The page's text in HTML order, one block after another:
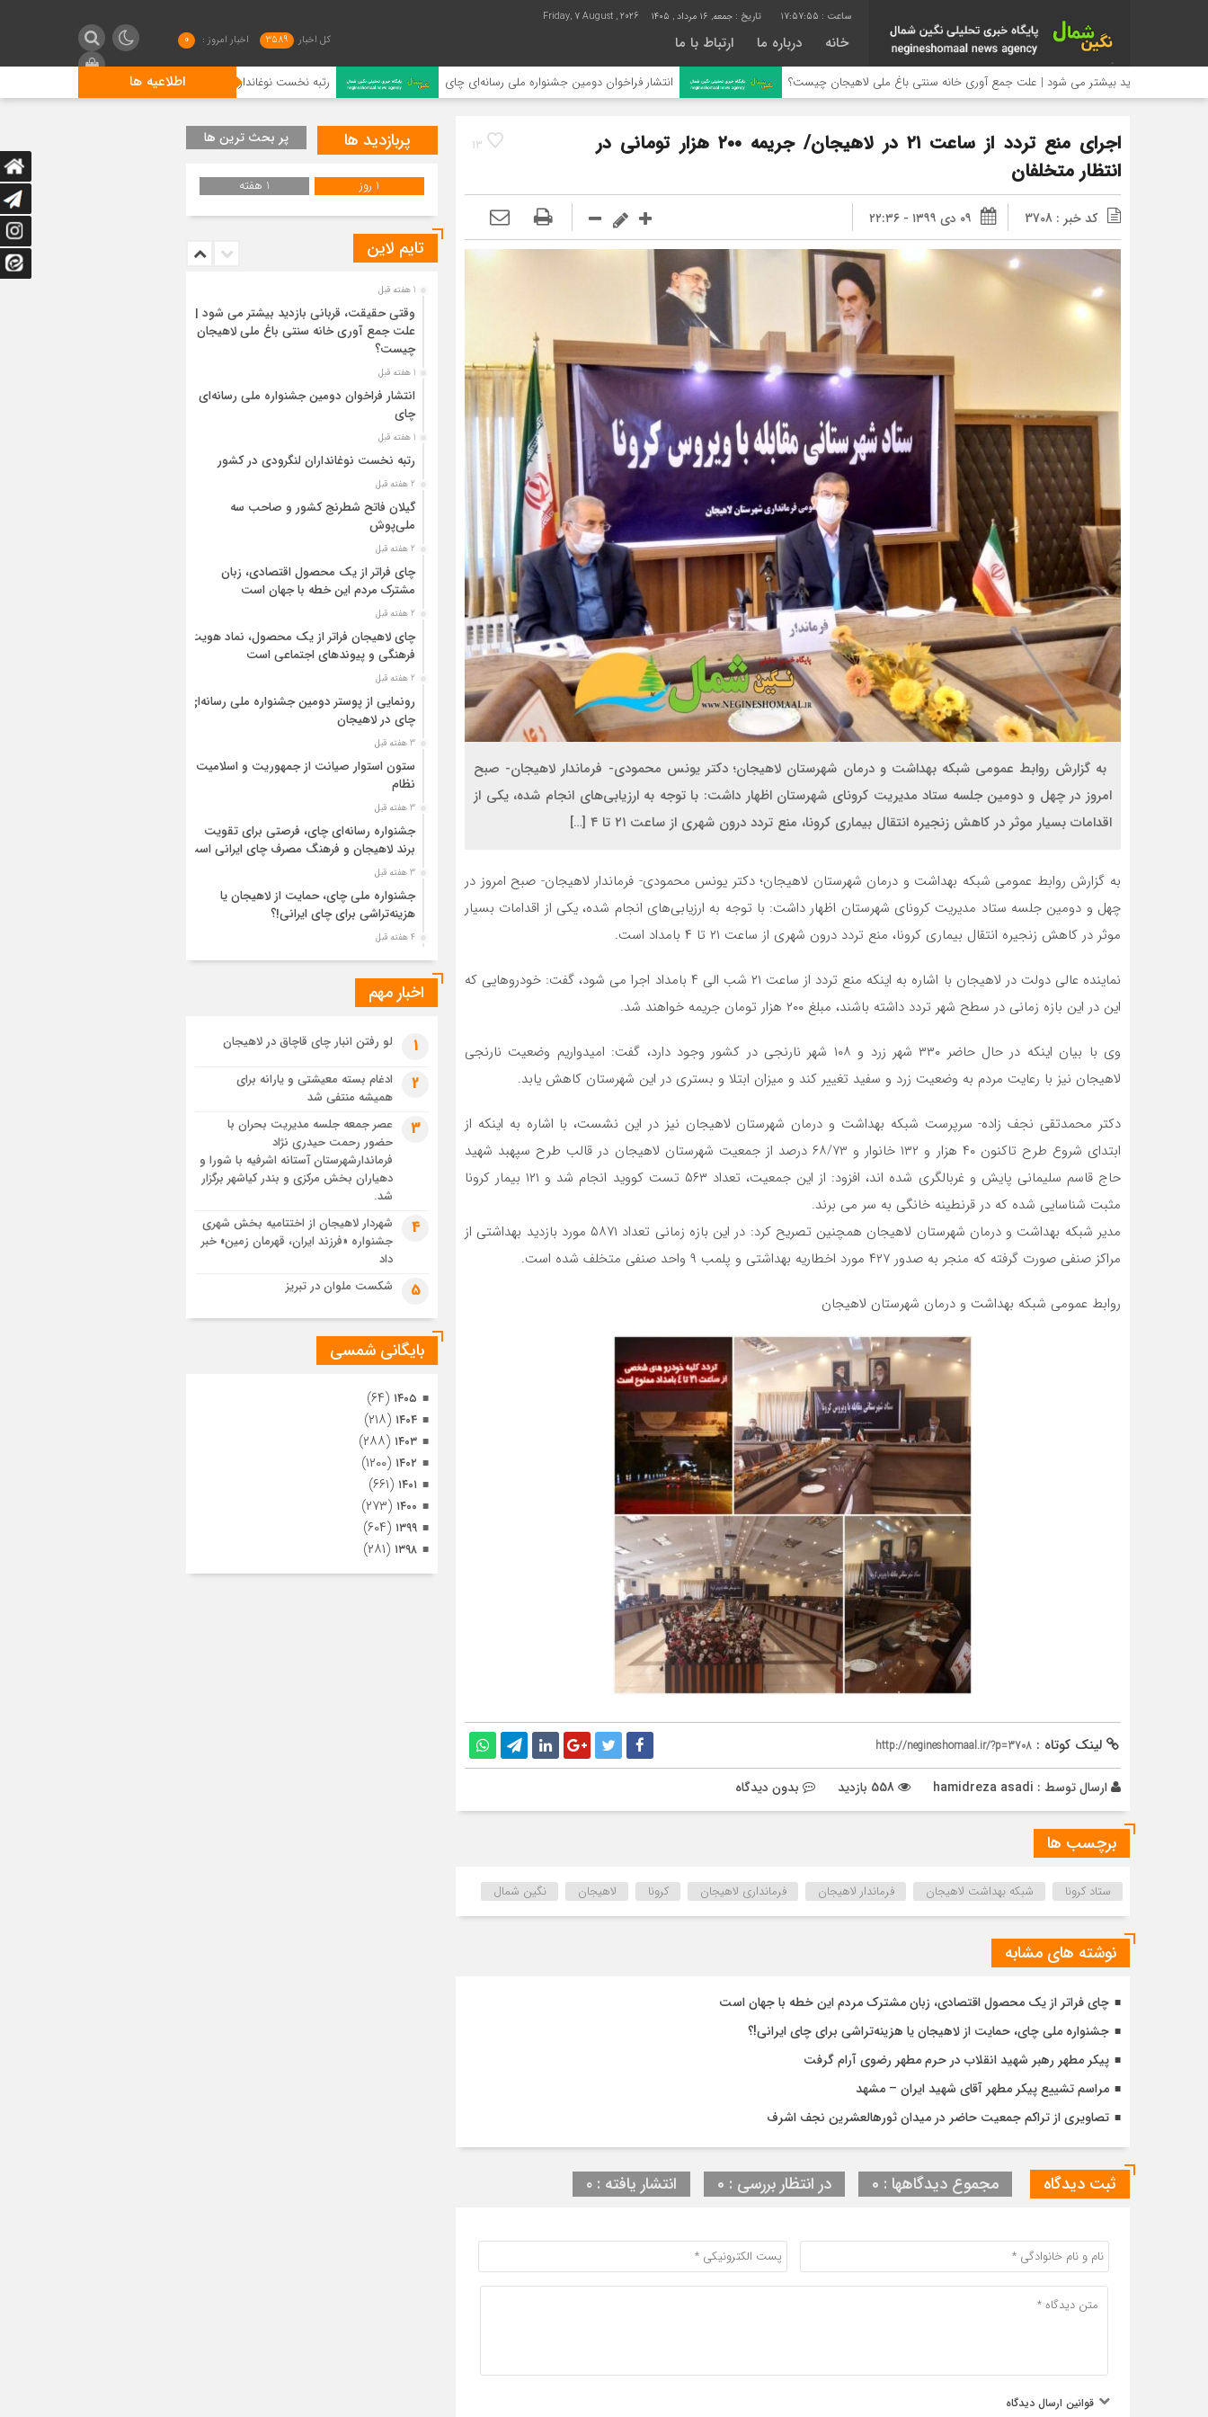
17:57:56 تاریخ : جمعه, ۱۶ مرداد , ۱۴۰۵ Friday, 7 August , 2026
خانه درباره ما ارتباط با ما کل اخبار 3589 اخبار امروز : 0
اطلاعیه ها بیشتر می شود | علت جمع آوری خانه سنتی باغ ملی لاهیجان چیست؟ انتشار فراخوان دومین جشنواره ملی رسانه‌ای چای رتبه نخست نوغانداران لنگرودی در کشور
13
اجرای منع تردد از ساعت ۲۱ در لاهیجان/ جریمه ۲۰۰ هزار تومانی در
انتظار متخلفان
کد خبر : 3708 ۰۹ دی ۱۳۹۹ - ۲۲:۳۶
‍ به گزارش روابط عمومی شبکه بهداشت و درمان شهرستان لاهیجان؛ دکتر یونس محمودی- فرماندار لاهیجان- صبح
امروز در چهل و دومین جلسه ستاد مدیریت کرونای شهرستان اظهار داشت: با توجه به ارزیابی‌های انجام شده، یکی از
اقدامات بسیار موثر در کاهش زنجیره انتقال بیماری کرونا، منع تردد درون شهری از ساعت ۲۱ تا ۴ […]
به گزارش روابط عمومی شبکه بهداشت و درمان شهرستان لاهیجان؛ دکتر یونس محمودی- فرماندار لاهیجان- صبح امروز در
چهل و دومین جلسه ستاد مدیریت کرونای شهرستان اظهار داشت: با توجه به ارزیابی‌های انجام شده، یکی از اقدامات بسیار
موثر در کاهش زنجیره انتقال بیماری کرونا، منع تردد درون شهری از ساعت ۲۱ تا ۴ بامداد است.
نماینده عالی دولت در لاهیجان با اشاره به اینکه منع تردد از ساعت ۲۱ شب الی ۴ بامداد اجرا می شود، گفت: خودروهایی که
این در این بازه زمانی در سطح شهر تردد داشته باشند، مبلغ ۲۰۰ هزار تومان جریمه خواهند شد.
وی با بیان اینکه در حال حاضر ۳۳۰ شهر زرد و ۱۰۸ شهر نارنجی در کشور وجود دارد، گفت: امیدواریم وضعیت نارنجی
لاهیجان نیز با رعایت مردم به وضعیت زرد و سفید تغییر کند و میزان ابتلا و بستری در این شهرستان کاهش یابد.
دکتر محمدتقی نجف زاده- سرپرست شبکه بهداشت و درمان شهرستان لاهیجان نیز در این نشست، با اشاره به اینکه از
ابتدای شروع طرح تاکنون ۴۰ هزار و ۱۳۲ خانوار و ۶۸/۷۳ درصد از جمعیت شهرستان لاهیجان در قالب طرح سپهبد شهید
حاج قاسم سلیمانی پایش و غربالگری شده اند، افزود: از این جمعیت، تعداد ۵۶۳ تست کووید انجام شد و ۱۲۱ بیمار کرونا
مثبت شناسایی شده که در قرنطینه خانگی به سر می برند.
مدیر شبکه بهداشت و درمان شهرستان لاهیجان همچنین تصریح کرد: در این بازه زمانی تعداد ۵۸۷۱ مورد بازدید بهداشتی از
مراکز صنفی صورت گرفته که منجر به صدور ۴۲۷ مورد اخطاریه بهداشتی و پلمب ۹ واحد صنفی متخلف شده است.
روابط عمومی شبکه بهداشت و درمان شهرستان لاهیجان
لینک کوتاه : http://negineshomaal.ir/?p=3708
ارسال توسط : hamidreza asadi بدون دیدگاه
برچسب ها
ستاد کرونا شبکه بهداشت لاهیجان فرماندار لاهیجان فرمانداری لاهیجان کرونا لاهیجان نگین شمال
نوشته های مشابه
چای فراتر از یک محصول اقتصادی، زبان مشترک مردم این خطه با جهان است
جشنواره ملی چای، حمایت از لاهیجان یا هزینه‌تراشی برای چای ایرانی!؟
پیکر مطهر رهبر شهید انقلاب در حرم مطهر رضوی آرام گرفت
مراسم تشییع پیکر مطهر آقای شهید ایران – مشهد
تصاویری از تراکم جمعیت حاضر در میدان ثورهالعشرین نجف اشرف
ثبت دیدگاه مجموع دیدگاهها : 0 در انتظار بررسی : 0 انتشار یافته : ۰
قوانین ارسال دیدگاه
پربازدید ها پر بحث ترین ها
1 روز 1 هفته
تایم لاین
1 هفته قبل
وقتی حقیقت، قربانی بازدید بیشتر می شود |
علت جمع آوری خانه سنتی باغ ملی لاهیجان
چیست؟
1 هفته قبل
انتشار فراخوان دومین جشنواره ملی رسانه‌ای
چای
1 هفته قبل
رتبه نخست نوغانداران لنگرودی در کشور
2 هفته قبل
گیلان فاتح شطرنج کشور و صاحب سه
ملی‌پوش
2 هفته قبل
چای فراتر از یک محصول اقتصادی، زبان
مشترک مردم این خطه با جهان است
2 هفته قبل
چای لاهیجان فراتر از یک محصول، نماد هویت
فرهنگی و پیوندهای اجتماعی است
2 هفته قبل
رونمایی از پوستر دومین جشنواره ملی رسانه‌ای
چای در لاهیجان
3 هفته قبل
ستون استوار صیانت از جمهوریت و اسلامیت
نظام
3 هفته قبل
جشنواره رسانه‌ای چای، فرصتی برای تقویت
برند لاهیجان و فرهنگ مصرف چای ایرانی است
3 هفته قبل
جشنواره ملی چای، حمایت از لاهیجان یا
هزینه‌تراشی برای چای ایرانی!؟
4 هفته قبل
پیکر مطهر رهبر شهید انقلاب در حرم مطهر
رضوی آرام گرفت
آخر در آستان امام رئوف
تصاویر هوایی مراسم تشییع پیکر مطهر آقای
شهید ایران – مشهد
4 هفته قبل
مراسم تشییع پیکر مطهر آقای شهید ایران –
مشهد
تصاویری از تراکم جمعیت حاضر در میدان
ثورهالعشرین نجف اشرف
اخبار مهم
1 لو رفتن انبار چای قاچاق در لاهیجان
2
ادغام بسته معیشتی و یارانه برای
همیشه منتفی شد
3
عصر جمعه جلسه مدیریت بحران با
حضور رحمت حیدری نژاد
فرماندارشهرستان آستانه اشرفیه با شورا و
دهیاران بخش مرکزی و بندر کیاشهر برگزار
شد.
4
شهردار لاهیجان از اختتامیه بخش شهری
جشنواره «فرزند ایران، قهرمان زمین» خبر
داد
5 شکست ملوان در تبریز
بایگانی شمسی
۱۴۰۵ (۶۴)
۱۴۰۴ (۲۱۸)
۱۴۰۳ (۲۸۸)
۱۴۰۲ (۱۲۰۰)
۱۴۰۱ (۶۶۱)
۱۴۰۰ (۲۷۳)
۱۳۹۹ (۶۰۴)
۱۳۹۸ (۲۸۱)